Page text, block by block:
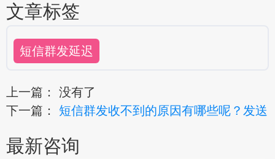
文章标签
短信群发延迟
上一篇： 没有了
下一篇： 短信群发收不到的原因有哪些呢？发送
最新咨询